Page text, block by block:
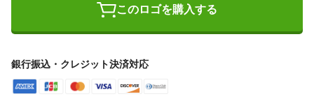
このロゴを購入する
銀行振込・クレジット決済対応